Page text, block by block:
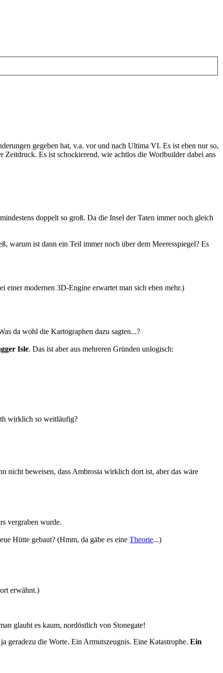
gegeben hat, v.a. vor und nach Ultima VI. Es ist eben nur so,
Es ist schockierend, wie achtlos die Worlbuilder dabei ans
doppelt so groß. Da die Insel der Taten immer noch gleich
warum ist dann ein Teil immer noch über dem Meeresspiegel? Es
einer modernen 3D-Engine erwartet man sich eben mehr.)
da wohl die Kartographen dazu sagten...?
Isle. Das ist aber aus mehreren Gründen unlogisch:
wirklich so weitläufig?
nicht beweisen, dass Ambrosia wirklich dort ist, aber das wäre
vergraben wurde.
Hütte gebaut? (Hmm, da gäbe es eine Theorie...)
erwähnt.)
glaubt es kaum, nordöstlich von Stonegate!
geradezu die Worte. Ein Armutszeugnis. Eine Katastrophe. Ein